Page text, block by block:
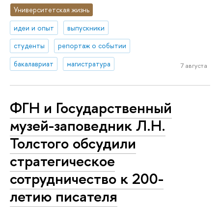
Университетская жизнь
идеи и опыт
выпускники
студенты
репортаж о событии
бакалавриат
магистратура 7 августа
ФГН и Государственный
музей-заповедник Л.Н.
Толстого обсудили
стратегическое
сотрудничество к 200-
летию писателя